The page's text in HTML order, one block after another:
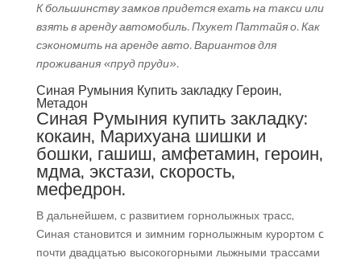
К большинству замков придется ехать на такси или
взять в аренду автомобиль. Пхукет Паттайя о. Как
сэкономить на аренде авто. Вариантов для
проживания «пруд пруди».
Синая Румыния Купить закладку Героин,
Метадон
Синая Румыния купить закладку:
кокаин, Марихуана шишки и
бошки, гашиш, амфетамин, героин,
мдма, экстази, скорость,
мефедрон.
В дальнейшем, с развитием горнолыжных трасс,
Синая становится и зимним горнолыжным курортом c
почти двадцатью высокогорными лыжными трассами